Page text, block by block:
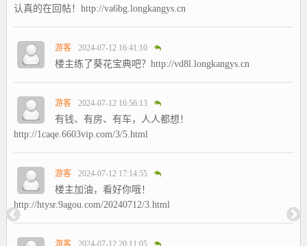
认真的在回帖！http://va6bg.longkangys.cn
游客 2024-07-12 16:41:10
楼主练了葵花宝典吧？http://vd8l.longkangys.cn
游客 2024-07-12 16:56:13
有钱、有房、有车，人人都想！
http://1caqe.6603vip.com/3/5.html
游客 2024-07-12 17:14:55
楼主加油，看好你哦！
http://htysr.9agou.com/20240712/3.html
游客 2024-07-12 20:11:05